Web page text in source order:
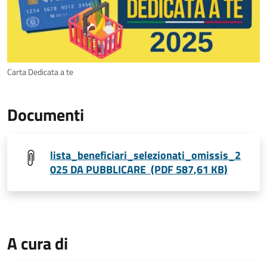
Carta Dedicata a te
Documenti
lista_beneficiari_selezionati_omissis_2
025 DA PUBBLICARE (PDF 587,61 KB)
A cura di